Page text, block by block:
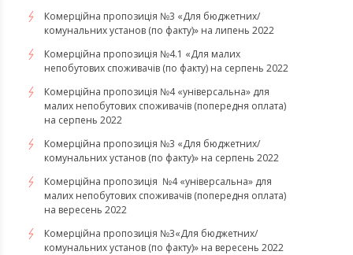
Комерційна пропозиція №3 «Для бюджетних/
комунальних установ (по факту)» на липень 2022
Комерційна пропозиція №4.1 «Для малих
непобутових споживачів (по факту) на серпень 2022
Комерційна пропозиція №4 «універсальна» для
малих непобутових споживачів (попередня оплата)
на серпень 2022
Комерційна пропозиція №3 «Для бюджетних/
комунальних установ (по факту)» на серпень 2022
Комерційна пропозиція №4 «універсальна» для
малих непобутових споживачів (попередня оплата)
на вересень 2022
Комерційна пропозиція №3«Для бюджетних/
комунальних установ (по факту)» на вересень 2022